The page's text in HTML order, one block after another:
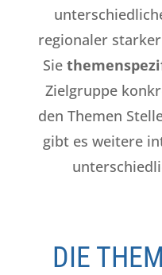
regionaler
Sie
Zielgruppe
den Themen
gibt es weitere
DIE